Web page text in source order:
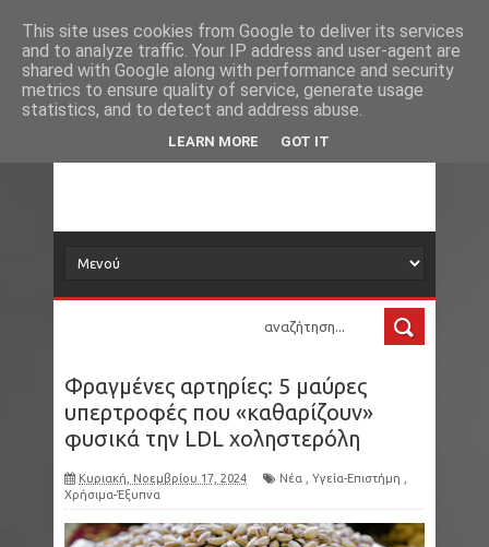
Νέα Ουκρανία: Πέντε τραυματίες από ρωσική
επίθεση στο Σούμι
Χαλκιδική: Αναστέλλεται η λειτουργία των
ντους στα beach bar
Ανατολική Αττική: Μεγάλη φωτιά στον
Κουβαρά - Βελτιωμένη εικόνα στο μέτωπο -
Zημιές σε επιχειρήσεις
Μεγάλη Βρετανία: Ανακαλύφθηκε οστέινο ζάρι
ρωμαϊκής εποχής
Καιρός: «Κλείδωσε» για τον του 15Αύγουστο -
δορυφόρος
Τα νέα όλου του κόσμου στο πιάτο σας
Φραγμένες αρτηρίες: 5 μαύρες
υπερτροφές που «καθαρίζουν»
φυσικά την LDL χοληστερόλη
Κυριακή, Νοεμβρίου 17, 2024 Νέα Υγεία-Επιστήμη
Χρήσιμα-Έξυπνα
This site uses cookies from Google to deliver its services
and to analyze traffic. Your IP address and user-agent are
shared with Google along with performance and security
metrics to ensure quality of service, generate usage
statistics, and to detect and address abuse.
LEARN MORE GOT IT